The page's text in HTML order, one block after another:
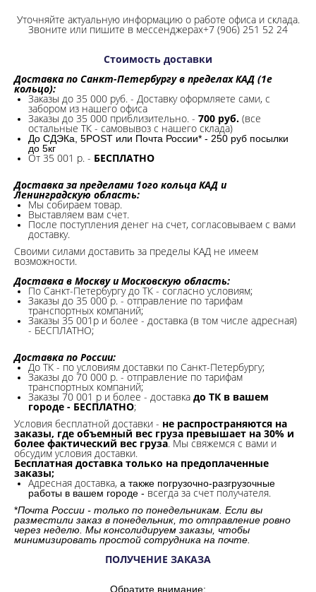
Уточняйте актуальную информацию о работе офиса и склада.
Звоните или пишите в мессенджерах+7 (906) 251 52 24
Стоимость доставки
Доставка по Санкт-Петербургу в пределах КАД (1е
кольцо):
Заказы до 35 000 руб. - Доставку оформляете сами, с
забором из нашего офиса
Заказы до 35 000 приблизительно. - 700 руб. (все
остальные ТК - самовывоз с нашего склада)
До СДЭКа, 5POST или Почта России* - 250 руб посылки
до 5кг
От 35 001 р. - БЕСПЛАТНО
Доставка за пределами 1ого кольца КАД и
Ленинградскую область:
Мы собираем товар.
Выставляем вам счет.
После поступления денег на счет, согласовываем с вами
доставку.
Своими силами доставить за пределы КАД не имеем
возможности.​
Доставка в Москву и Московскую область:
По Санкт-Петербургу до ТК - согласно условиям;
Заказы до 35 000 р. - отправление по тарифам
транспортных компаний;
Заказы 35 001р и более - доставка (в том числе адресная)
- БЕСПЛАТНО;
Доставка по России:
До ТК - по условиям доставки по Санкт-Петербургу;
Заказы до 70 000 р. - отправление по тарифам
транспортных компаний;
Заказы 70 001 р и более - доставка до ТК в вашем
городе - БЕСПЛАТНО;
Условия бесплатной доставки - не распространяются на
заказы, где объемный вес груза превышает на 30% и
более фактический вес груза. Мы свяжемся с вами и
обсудим условия доставки.
Бесплатная доставка только на предоплаченные
заказы;
Адресная доставка, а также погрузочно-разгрузочные
работы в вашем городе - всегда за счет получателя.
*Почта России - только по понедельникам. Если вы
разместили заказ в понедельник, то отправление ровно
через неделю. Мы консолидируем заказы, чтобы
минимизировать простой сотрудника на почте.
ПОЛУЧЕНИЕ ЗАКАЗА
Обратите внимание: